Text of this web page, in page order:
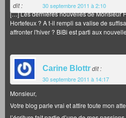
dit : 30 septembre 2011 à 2:10
[…] Les dernières nouvelles de Monsieur
Hortefeux ? A t-il rempli sa valise de
affronter l'hiver ? BiBi est parti aux
Carine Blottrdit :
30 septembre 2011 à 14:17
Monsieur,
Votre blog parle vrai et attire toute mon